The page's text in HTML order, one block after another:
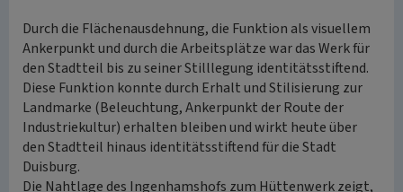
Durch die Flächenausdehnung, die Funktion als visuellem
Ankerpunkt und durch die Arbeitsplätze war das Werk für
den Stadtteil bis zu seiner Stilllegung identitätsstiftend.
Diese Funktion konnte durch Erhalt und Stilisierung zur
Landmarke (Beleuchtung, Ankerpunkt der Route der
Industriekultur) erhalten bleiben und wirkt heute über
den Stadtteil hinaus identitätsstiftend für die Stadt
Duisburg.
Die Nahtlage des Ingenhamshofs zum Hüttenwerk zeigt,